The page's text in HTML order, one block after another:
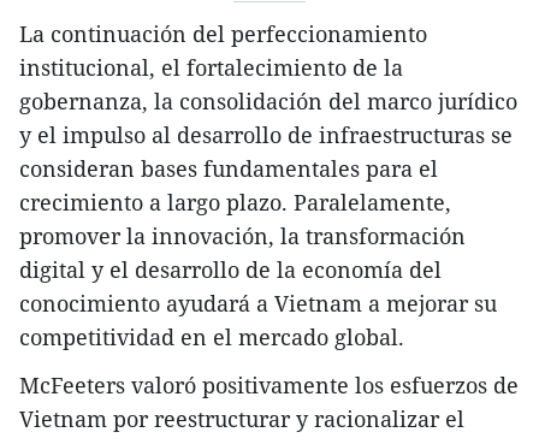
La continuación del perfeccionamiento
institucional, el fortalecimiento de la
gobernanza, la consolidación del marco jurídico
y el impulso al desarrollo de infraestructuras se
consideran bases fundamentales para el
crecimiento a largo plazo. Paralelamente,
promover la innovación, la transformación
digital y el desarrollo de la economía del
conocimiento ayudará a Vietnam a mejorar su
competitividad en el mercado global.
McFeeters valoró positivamente los esfuerzos de
Vietnam por reestructurar y racionalizar el